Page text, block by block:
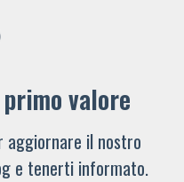
valore
aggiornare il nostro
e tenerti informato.